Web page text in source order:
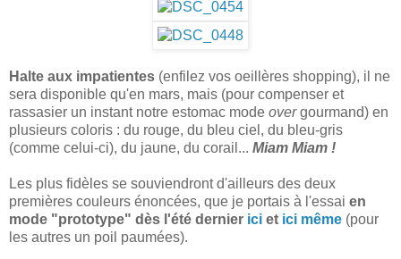
Halte aux impatientes (enfilez vos oeillères shopping), il ne
sera disponible qu'en mars, mais (pour compenser et
rassasier un instant notre estomac mode overgourmand) en
plusieurs coloris : du rouge, du bleu ciel, du bleu-gris
(comme celui-ci), du jaune, du corail... Miam Miam !
Les plus fidèles se souviendront d'ailleurs des deux
premières couleurs énoncées, que je portais à l'essai en
mode "prototype" dès l'été dernier ici et ici même (pour
les autres un poil paumées).